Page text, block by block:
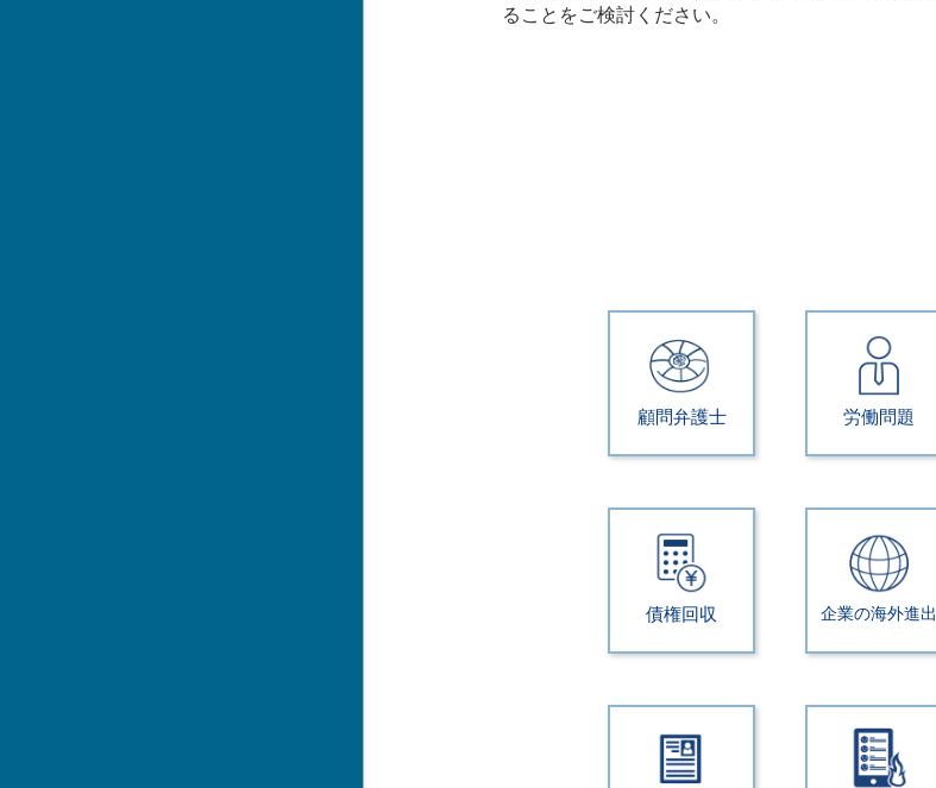
ることをご検討ください。
顧問弁護士 労働問題
債権回収 企業の海外進出